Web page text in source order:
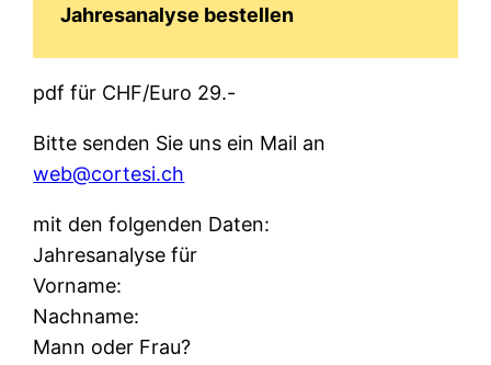
Jahresanalyse bestellen
pdf für CHF/Euro 29.-
Bitte senden Sie uns ein Mail an
web@cortesi.ch
mit den folgenden Daten:
Jahresanalyse für
Vorname:
Nachname:
Mann oder Frau?